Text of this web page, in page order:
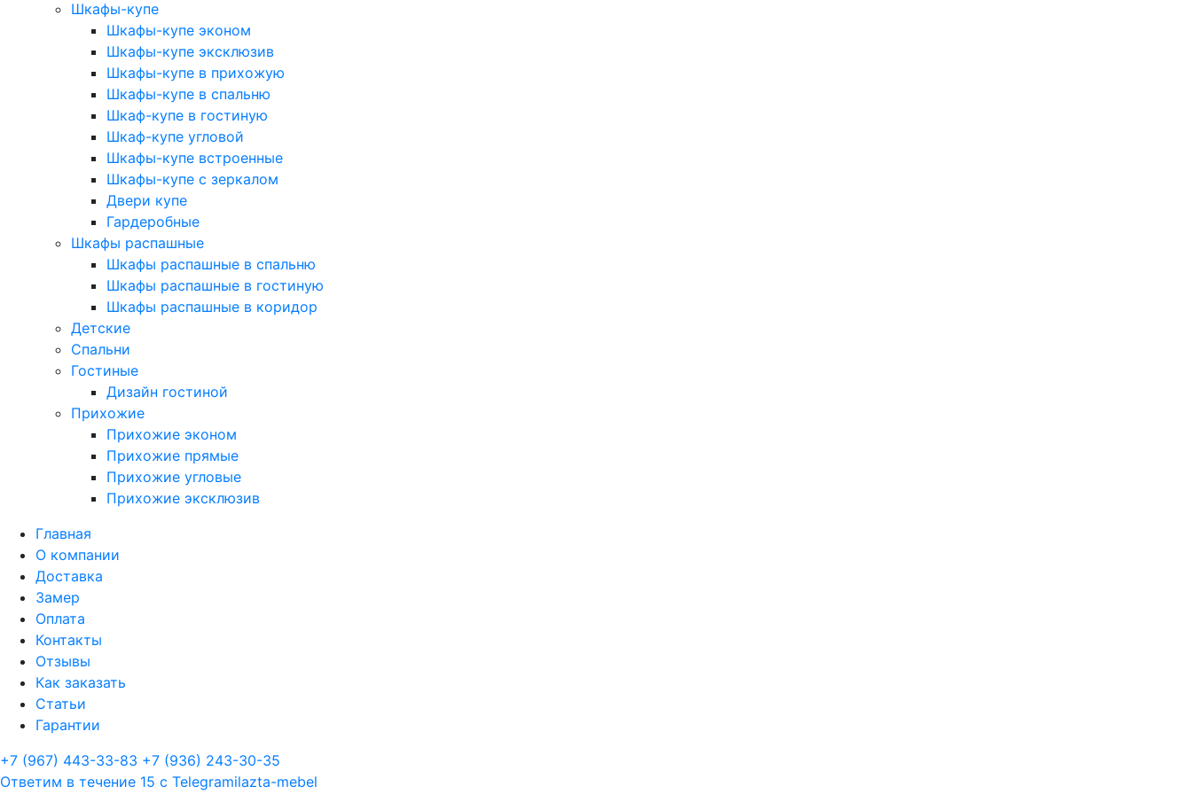
Шкафы-купе
Шкафы-купе эконом
Шкафы-купе эксклюзив
Шкафы-купе в прихожую
Шкафы-купе в спальню
Шкаф-купе в гостиную
Шкаф-купе угловой
Шкафы-купе встроенные
Шкафы-купе с зеркалом
Двери купе
Гардеробные
Шкафы распашные
Шкафы распашные в спальню
Шкафы распашные в гостиную
Шкафы распашные в коридор
Детские
Спальни
Гостиные
Дизайн гостиной
Прихожие
Прихожие эконом
Прихожие прямые
Прихожие угловые
Прихожие эксклюзив
Главная
О компании
Доставка
Замер
Оплата
Контакты
Отзывы
Как заказать
Статьи
Гарантии
+7 (967) 443-33-83 +7 (936) 243-30-35
Ответим в течение 15 с Telegramilazta-mebel